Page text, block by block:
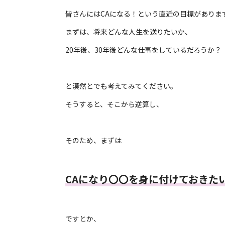
皆さんにはCAになる！という直近の目標がありま
まずは、将来どんな人生を送りたいか、
20年後、30年後どんな仕事をしているだろうか？
と漠然とでも考えてみてください。
そうすると、そこから逆算し、
そのため、まずは
CAになり〇〇を身に付けておきた
ですとか、